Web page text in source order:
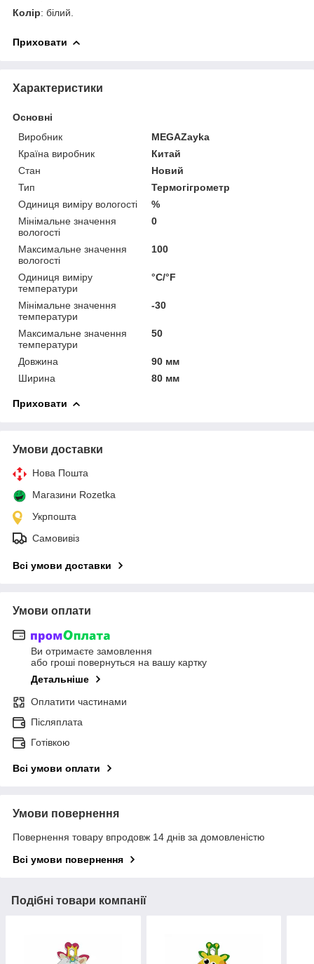
Колір: білий.
Приховати
Характеристики
Основні
Виробник
MEGAZayka
Країна виробник
Китай
Стан
Новий
Тип
Термогігрометр
Одиниця виміру вологості
%
Мінімальне значення
вологості
0
Максимальне значення
вологості
100
Одиниця виміру
температури
°С/°F
Мінімальне значення
температури
-30
Максимальне значення
температури
50
Довжина
90 мм
Ширина
80 мм
Приховати
Умови доставки
Нова Пошта
Магазини Rozetka
Укрпошта
Самовивіз
Всі умови доставки
Умови оплати
Ви отримаєте замовлення
або гроші повернуться на вашу картку
Детальніше
Оплатити частинами
Післяплата
Готівкою
Всі умови оплати
Умови повернення
Повернення товару впродовж 14 днів за домовленістю
Всі умови повернення
Подібні товари компанії